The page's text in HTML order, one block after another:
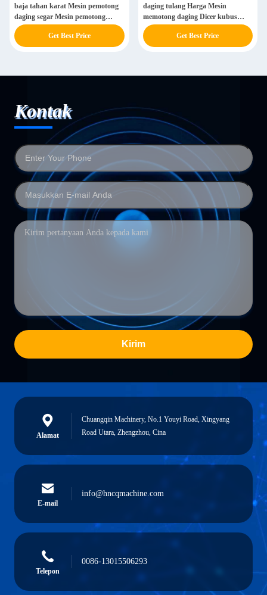
baja tahan karat Mesin pemotong
daging segar Mesin pemotong
daging persegi Mesin pemotong
daging industri Mesin pemotong
daging
Get Best Price
daging tulang Harga Mesin
memotong daging Dicer kubus
Mesin memotong daging
Get Best Price
Kontak
Kirim
Alamat
Chuangqin Machinery, No.1 Youyi Road, Xingyang
Road Utara, Zhengzhou, Cina
E-mail
info@hncqmachine.com
Telepon
0086-13015506293